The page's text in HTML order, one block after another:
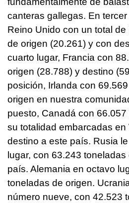
canteras gallegas. En
Reino Unido con un total
de origen (20.261) y con
cuarto lugar, Francia con
origen (28.788) y destino
posición, Irlanda con
origen en nuestra
puesto, Canadá con
su totalidad embarcadas en
destino a este país. Rusia
lugar, con 63.243
país. Alemania en octavo
toneladas de origen.
número nueve, con 42.523